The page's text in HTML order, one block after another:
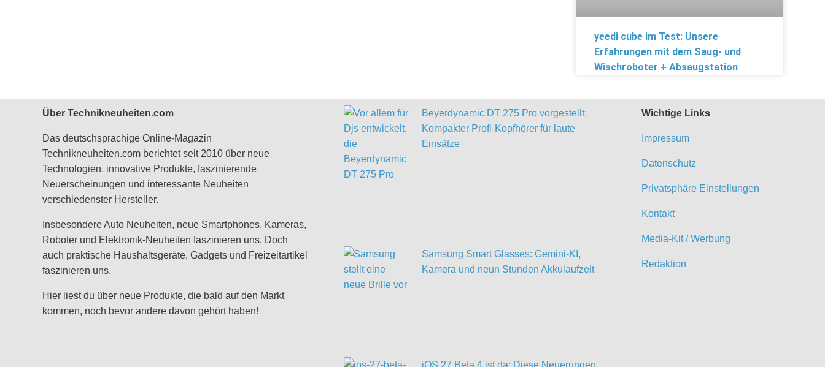
yeedi cube im Test: Unsere
Erfahrungen mit dem Saug- und
Wischroboter + Absaugstation
Über Technikneuheiten.com
Das deutschsprachige Online-Magazin
Technikneuheiten.com berichtet seit 2010 über neue
Technologien, innovative Produkte, faszinierende
Neuerscheinungen und interessante Neuheiten
verschiedenster Hersteller.
Insbesondere Auto Neuheiten, neue Smartphones, Kameras,
Roboter und Elektronik-Neuheiten faszinieren uns. Doch
auch praktische Haushaltsgeräte, Gadgets und Freizeitartikel
faszinieren uns.
Hier liest du über neue Produkte, die bald auf den Markt
kommen, noch bevor andere davon gehört haben!
Beyerdynamic DT 275 Pro vorgestellt:
Kompakter Profi-Kopfhörer für laute
Einsätze
Samsung Smart Glasses: Gemini-KI,
Kamera und neun Stunden Akkulaufzeit
iOS 27 Beta 4 ist da: Diese Neuerungen
Wichtige Links
Impressum
Datenschutz
Privatsphäre Einstellungen
Kontakt
Media-Kit / Werbung
Redaktion